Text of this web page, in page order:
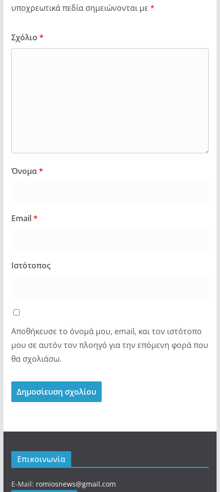
υποχρεωτικά πεδία σημειώνονται με *
Σχόλιο *
Όνομα*
Email*
Ιστότοπος
Αποθήκευσε το όνομά μου, email, και τον ιστότοπο
μου σε αυτόν τον πλοηγό για την επόμενη φορά που
θα σχολιάσω.
Επικοινωνία
E-Mail: romiosnews@gmail.com